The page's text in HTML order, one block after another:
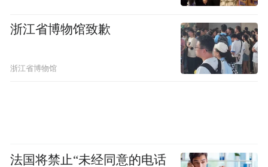
浙江省博物馆致歉
浙江省博物馆
法国将禁止“未经同意的电话